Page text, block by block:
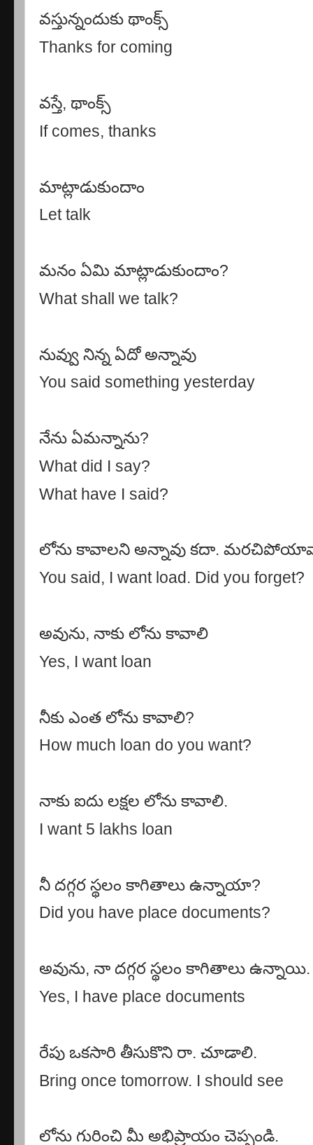
వస్తున్నందుకు థాంక్స్
Thanks for coming
వస్తే, థాంక్స్
If comes, thanks
మాట్లాడుకుందాం
Let talk
మనం ఏమి మాట్లాడుకుందాం?
What shall we talk?
నువ్వు నిన్న ఏదో అన్నావు
You said something yesterday
నేను ఏమన్నాను?
What did I say?
What have I said?
లోను కావాలని అన్నావు కదా.
You said, I want load. Did you forget?
అవును, నాకు లోను కావాలి
Yes, I want loan
నీకు ఎంత లోను కావాలి?
How much loan do you want?
నాకు ఐదు లక్షల లోను కావాలి.
I want 5 lakhs loan
నీ దగ్గర స్థలం కాగితాలు ఉన్నాయా?
Did you have place documents?
అవును, నా దగ్గర స్థలం కాగితాలు ఉన్నాయి.
Yes, I have place documents
రేపు ఒకసారి తీసుకొని రా. చూడాలి.
Bring once tomorrow. I should see
లోను గురించి మీ అభిప్రాయం చెప్పండి.